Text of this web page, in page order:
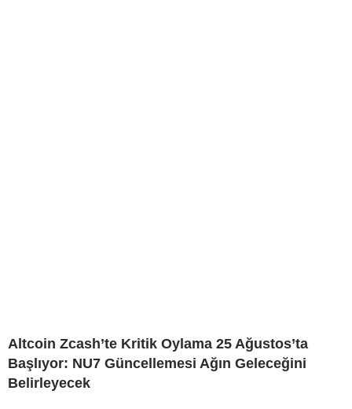
Altcoin Zcash’te Kritik Oylama 25 Ağustos’ta
Başlıyor: NU7 Güncellemesi Ağın Geleceğini
Belirleyecek